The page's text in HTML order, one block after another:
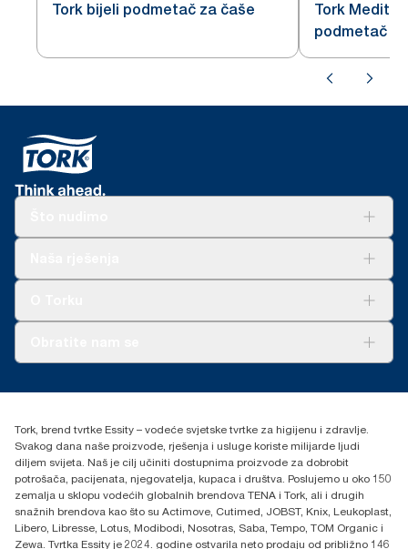
Tork bijeli podmetač za čaše
Tork
podmetač
+385 913 900 004
H-1021 Budapest
Budakeszi út 51.
Tork, brend tvrtke Essity – vodeće svjetske tvrtke za higijenu i zdravlje.
Svakog dana naše proizvode, rješenja i usluge koriste milijarde ljudi
diljem svijeta. Naš je cilj učiniti dostupnima proizvode za dobrobit
potrošača, pacijenata, njegovatelja, kupaca i društva. Poslujemo u oko 150
zemalja u sklopu vodećih globalnih brendova TENA i Tork, ali i drugih
snažnih brendova kao što su Actimove, Cutimed, JOBST, Knix, Leukoplast,
Libero, Libresse, Lotus, Modibodi, Nosotras, Saba, Tempo, TOM Organic i
Zewa. Tvrtka Essity je 2024. godine ostvarila neto prodaju od približno 146